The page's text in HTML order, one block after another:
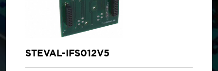
STEVAL-IFS012V5